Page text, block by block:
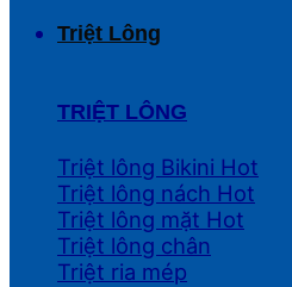
Triệt Lông
TRIỆT LÔNG
Triệt lông Bikini
Triệt lông nách
Triệt lông mặt
Triệt lông chân
Triệt ria mép